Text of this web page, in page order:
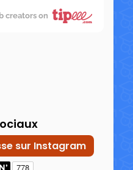
creators on
sur Instagram